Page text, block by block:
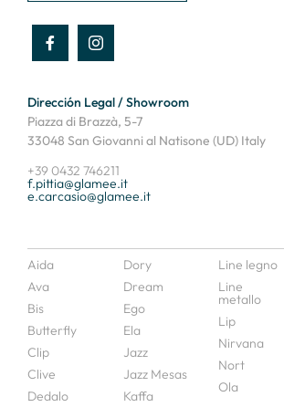
Dirección Legal / Showroom
Piazza di Brazzà, 5-7
33048 San Giovanni al Natisone (UD) Italy
+39 0432 746211
f.pittia@glamee.it
e.carcasio@glamee.it
Aida
Ava
Bis
Butterfly
Clip
Clive
Dedalo
Dory
Dream
Ego
Ela
Jazz
Jazz Mesas
Kaffa
Line legno
Line
metallo
Lip
Nirvana
Nort
Ola